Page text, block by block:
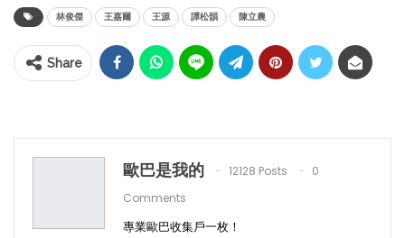
林俊傑 王嘉爾 王源 譚松韻 陳立農
Share
歐巴是我的 12128 Posts
0
Comments
專業歐巴收集戶一枚！